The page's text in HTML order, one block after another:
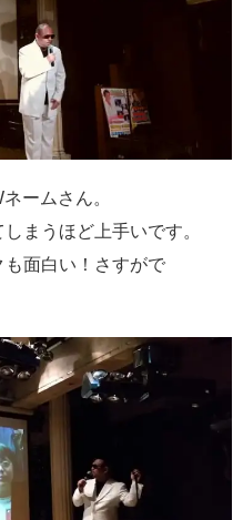
ームさん。
まうほど上手いです。
面白い！さすがで